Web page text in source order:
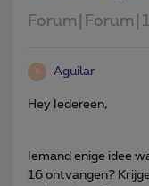
A Aguilar
Hey Iedereen,
Iemand enige idee
16 ontvangen?